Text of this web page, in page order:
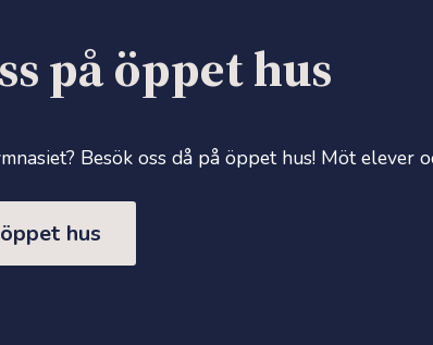
på öppet hus
Besök oss då på öppet hus! Möt
hus